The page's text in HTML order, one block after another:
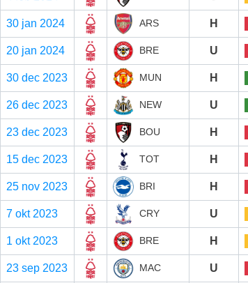
30 jan 2024 ARS H
20 jan 2024 BRE U
30 dec 2023 MUN H
26 dec 2023 NEW U
23 dec 2023 BOU H
15 dec 2023 TOT H
25 nov 2023 BRI H
7 okt 2023 CRY U
1 okt 2023 BRE H
23 sep 2023 MAC U